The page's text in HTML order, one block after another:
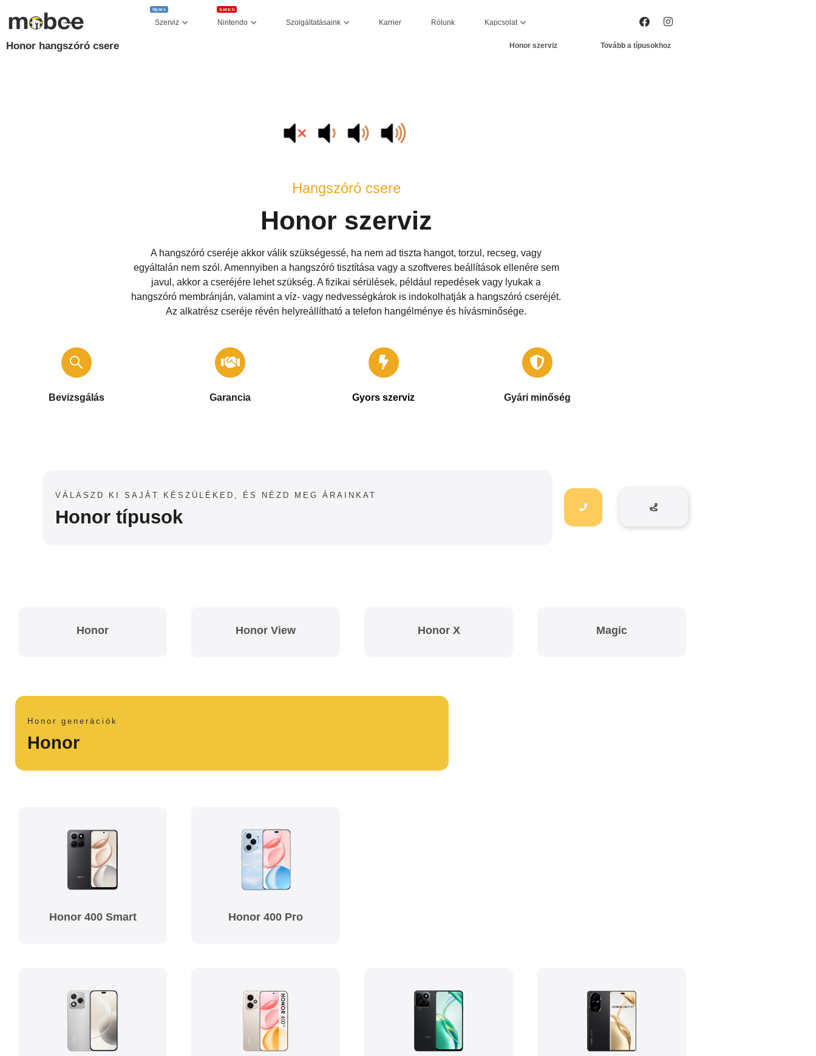
Szerviz
Gyors
Nintendo
Switch
Szolgáltatásaink Karrier Rólunk Kapcsolat
Honor hangszóró csere Honor szerviz Tovább a típusokhoz
Hangszóró csere
Honor szerviz
A hangszóró cseréje akkor válik szükségessé, ha nem ad tiszta hangot, torzul, recseg, vagy
egyáltalán nem szól. Amennyiben a hangszóró tisztítása vagy a szoftveres beállítások ellenére sem
javul, akkor a cseréjére lehet szükség. A fizikai sérülések, például repedések vagy lyukak a
hangszóró membránján, valamint a víz- vagy nedvességkárok is indokolhatják a hangszóró cseréjét.
Az alkatrész cseréje révén helyreállítható a telefon hangélménye és hívásminősége.
Bevizsgálás Garancia Gyors szerviz Gyári minőség
VÁLASZD KI SAJÁT KÉSZÜLÉKED, ÉS NÉZD MEG ÁRAINKAT
Honor típusok
Honor Honor View Honor X Magic
Honor generációk
Honor
Honor 400 Smart Honor 400 Pro